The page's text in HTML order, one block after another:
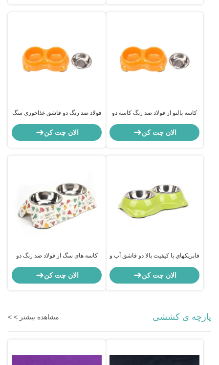
کاسه پالتو از فولاد ضد زنگ کاسه دو
الان چت کن
فولاد ضد زنگ دو قاشق غذاخوری سگ
الان چت کن
فابريکهاي با کيفيت بالا دو قاشق آب و
الان چت کن
کاسه های سگ از فولاد ضد زنگ دو
الان چت کن
پارچه ی کششی مشاهده بیشتر > >